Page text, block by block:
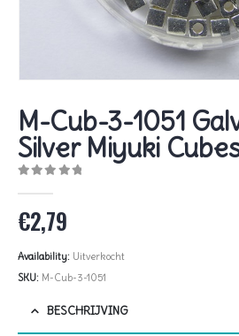
M-Cub-3-1051
Silver Miyuki
€2,79
Availability: Uitverkocht
SKU: M-Cub-3-1051
BESCHRIJVING